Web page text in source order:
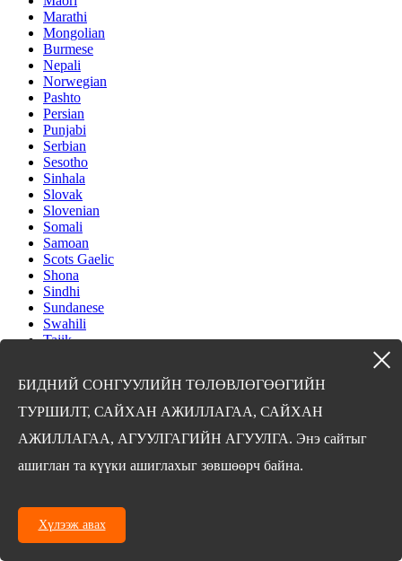
Marathi
Mongolian
Burmese
Nepali
Norwegian
Pashto
Persian
Punjabi
Serbian
Sesotho
Sinhala
Slovak
Slovenian
Somali
Samoan
Scots Gaelic
Shona
Sindhi
Sundanese
Swahili
Tajik
Thai
Ukrainian
Urdu
Uzbek
Welsh
Yoruba
Zulu
БИДНИЙ СОНГУУЛИЙН ТӨЛӨВЛӨГӨӨГИЙН
ТУРШИЛТ, САЙХАН АЖИЛЛАГАА, САЙХАН
АЖИЛЛАГАА, АГУУЛГАГИЙН АГУУЛГА. Энэ сайтыг
ашиглан та күүки ашиглахыг зөвшөөрч байна.
Хүлээж авах